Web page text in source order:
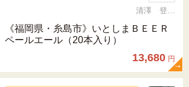
清澤 登希子
《福岡県・糸島市》いとしまＢＥＥＲ
ペールエール（20本入り）
13,680 円